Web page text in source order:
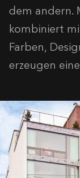
dem andern.
kombiniert
Farben,
erzeugen